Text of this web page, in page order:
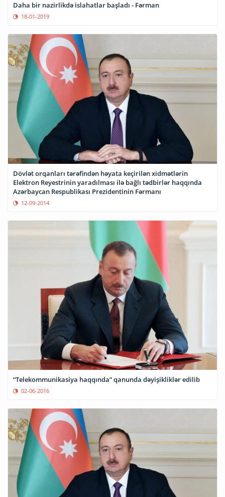
Daha bir nazirlikdə islahatlar başladı - Fərman
18-01-2019
Dövlət orqanları tərəfindən həyata keçirilən xidmətlərin
Elektron Reyestrinin yaradılması ilə bağlı tədbirlər haqqında
Azərbaycan Respublikası Prezidentinin Fərmanı
12-09-2014
“Telekommunikasiya haqqında” qanunda dəyişikliklər edilib
02-06-2016